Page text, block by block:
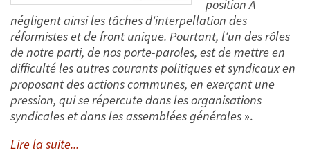
position A
négligent ainsi les tâches d'interpellation des
réformistes et de front unique. Pourtant, l'un des rôles
de notre parti, de nos porte-paroles, est de mettre en
difficulté les autres courants politiques et syndicaux en
proposant des actions communes, en exerçant une
pression, qui se répercute dans les organisations
syndicales et dans les assemblées générales ».
Lire la suite...